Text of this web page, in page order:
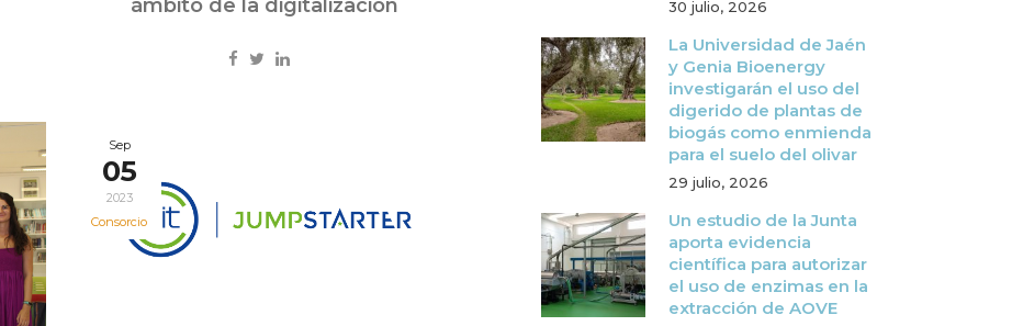
ámbito de la digitalización
Sep
05
2023
Consorcio
30 julio, 2026
La Universidad de Jaén
y Genia Bioenergy
investigarán el uso del
digerido de plantas de
biogás como enmienda
para el suelo del olivar
29 julio, 2026
Un estudio de la Junta
aporta evidencia
científica para autorizar
el uso de enzimas en la
extracción de AOVE